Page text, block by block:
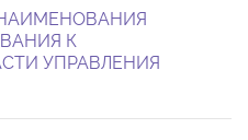
К
УПРАВЛЕНИЯ